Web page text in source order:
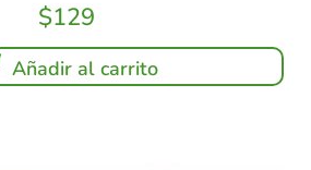
$129
Añadir al carrito